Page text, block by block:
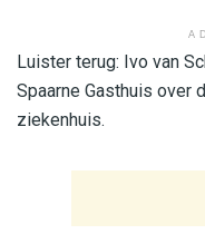
Luister terug: Ivo van
Spaarne Gasthuis over
ziekenhuis.